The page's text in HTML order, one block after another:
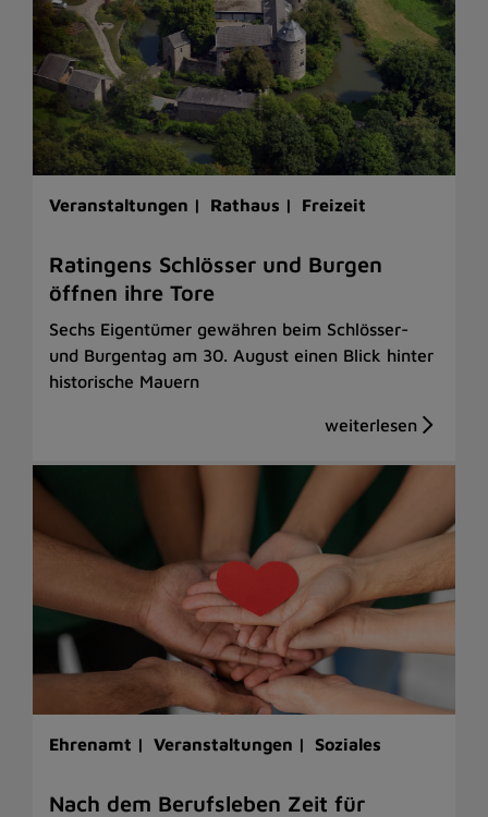
Veranstaltungen | Rathaus | Freizeit
Ratingens Schlösser und Burgen
öffnen ihre Tore
Sechs Eigentümer gewähren beim Schlösser-
und Burgentag am 30. August einen Blick hinter
historische Mauern
Ehrenamt | Veranstaltungen | Soziales
Nach dem Berufsleben Zeit für